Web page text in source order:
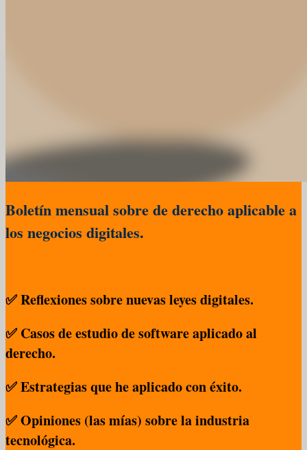
Boletín mensual sobre de derecho aplicable a
los negocios digitales.
✅ Reflexiones sobre nuevas leyes digitales.
✅ Casos de estudio de software aplicado al
derecho.
✅ Estrategias que he aplicado con éxito.
✅ Opiniones (las mías) sobre la industria
tecnológica.